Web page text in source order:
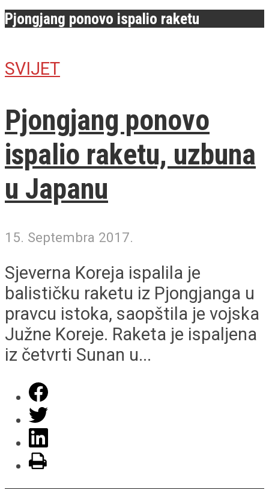
Pjongjang ponovo ispalio raketu
SVIJET
Pjongjang ponovo
ispalio raketu, uzbuna
u Japanu
15. Septembra 2017.
Sjeverna Koreja ispalila je
balističku raketu iz Pjongjanga u
pravcu istoka, saopštila je vojska
Južne Koreje. Raketa je ispaljena
iz četvrti Sunan u...